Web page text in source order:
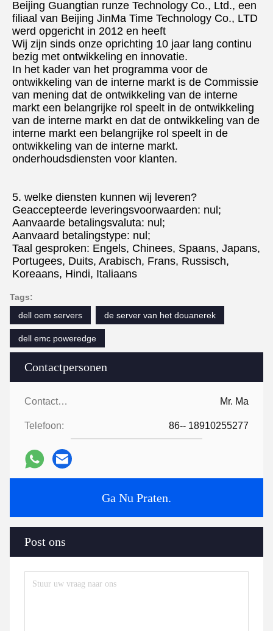
Contactpersonen
Contactpersonen: Mr. Ma
Telefoon: 86-- 18910255277
Ga Nu Praten.
Post ons
Beijing Guangtian runze Technology Co., Ltd., een
filiaal van Beijing JinMa Time Technology Co., LTD
werd opgericht in 2012 en heeft
Wij zijn sinds onze oprichting 10 jaar lang continu
bezig met ontwikkeling en innovatie.
In het kader van het programma voor de
ontwikkeling van de interne markt is de Commissie
van mening dat de ontwikkeling van de interne
markt een belangrijke rol speelt in de ontwikkeling
van de interne markt en dat de ontwikkeling van de
interne markt een belangrijke rol speelt in de
ontwikkeling van de interne markt.
onderhoudsdiensten voor klanten.
5. welke diensten kunnen wij leveren?
Geaccepteerde leveringsvoorwaarden: nul;
Aanvaarde betalingsvaluta: nul;
Aanvaard betalingstype: nul;
Taal gesproken: Engels, Chinees, Spaans, Japans,
Portugees, Duits, Arabisch, Frans, Russisch,
Koreaans, Hindi, Italiaans
Tags:
dell oem servers
de server van het douanerek
dell emc poweredge